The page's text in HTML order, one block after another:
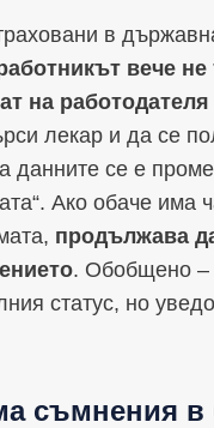
в
вече
на
лекар и да се
се е
Ако обаче има
продължава
. Обобщено –
статус, но
съмнения